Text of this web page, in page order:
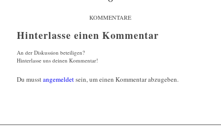
KOMMENTARE
Hinterlasse einen Kommentar
An der Diskussion beteiligen?
Hinterlasse uns deinen Kommentar!
Du musstangemeldetsein, um einen Kommentar abzugeben.